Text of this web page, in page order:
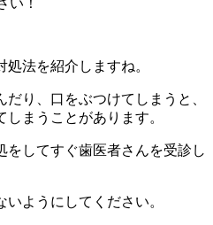
法を紹介しますね。
り、口をぶつけてしまうと、
まうことがあります。
をしてすぐ歯医者さんを受診し
ようにしてください。